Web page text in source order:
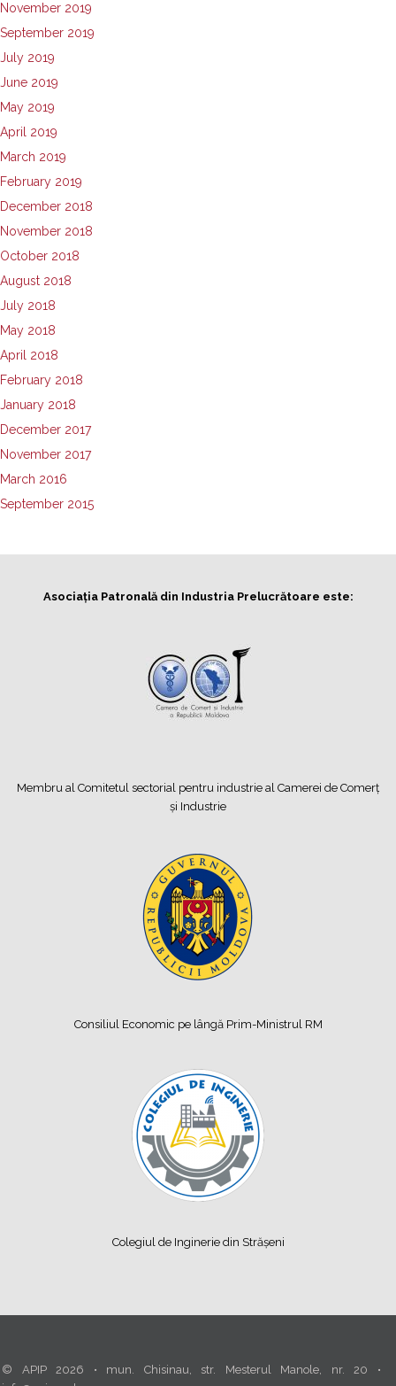
November 2019
September 2019
July 2019
June 2019
May 2019
April 2019
March 2019
February 2019
December 2018
November 2018
October 2018
August 2018
July 2018
May 2018
April 2018
February 2018
January 2018
December 2017
November 2017
March 2016
September 2015
Asociația Patronală din Industria Prelucrătoare este:
Membru al Comitetul sectorial pentru industrie al Camerei de Comerț
și Industrie
Consiliul Economic pe lângă Prim-Ministrul RM
Colegiul de Inginerie din Strășeni
© APIP 2026 • mun. Chisinau, str. Mesterul Manole, nr. 20 •